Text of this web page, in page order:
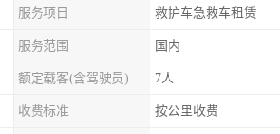
服务项目 救护车急救车租赁
服务范围 国内
额定载客(含驾驶员) 7人
收费标准 按公里收费